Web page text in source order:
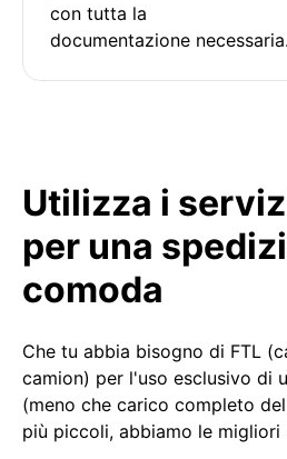
con tutta la
documentazione necessaria.
Utilizza i
per una
comoda
Che tu abbia bisogno di FTL
camion) per l'uso esclusivo di
(meno che carico completo
più piccoli, abbiamo le migliori